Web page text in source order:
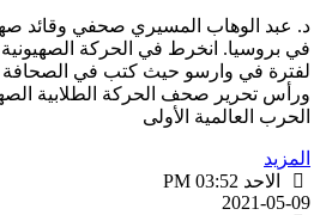
عبد الوهاب المسيري صحفي وقائد
بروسيا. انخرط في الحركة الصهيونية
في وارسو حيث كتب في الصحافة
تحرير صحف الحركة الطلابية
العالمية الأولى
الاحد PM 03:52
2021-05-